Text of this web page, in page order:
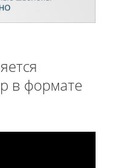
в формате